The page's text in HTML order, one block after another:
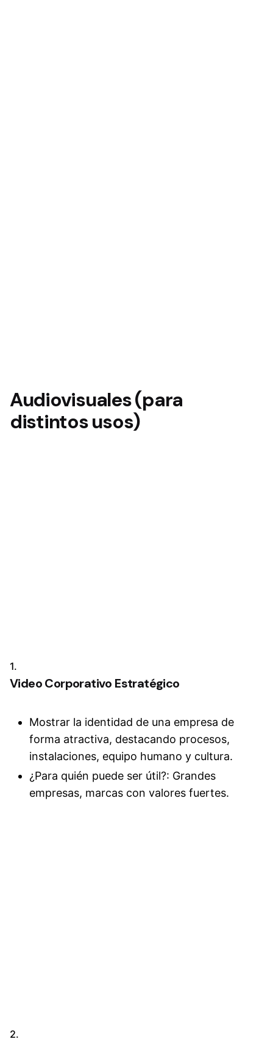
Audiovisuales (para
distintos usos)
1.
Video Corporativo Estratégico
Mostrar la identidad de una empresa de
forma atractiva, destacando procesos,
instalaciones, equipo humano y cultura.
¿Para quién puede ser útil?: Grandes
empresas, marcas con valores fuertes.
2.